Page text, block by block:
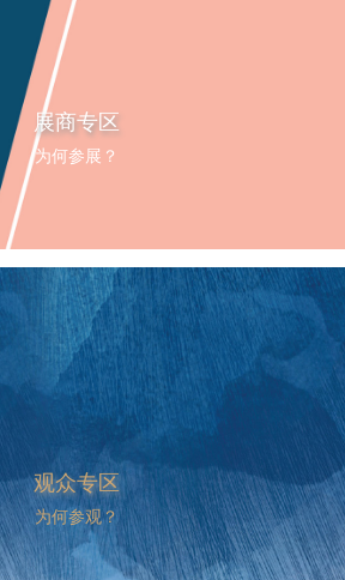
展商专区
为何参展？
观众专区
为何参观？